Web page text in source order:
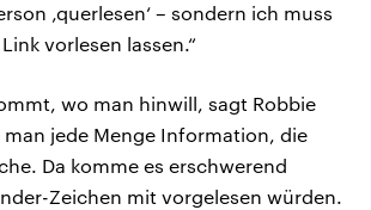
‚querlesen‘ – sondern ich muss
vorlesen lassen.“
wo man hinwill, sagt Robbie
man jede Menge Information, die
Da komme es erschwerend
Zeichen mit vorgelesen würden.